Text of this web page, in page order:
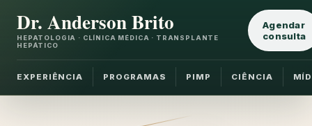
Dr. Anderson Brito
HEPATOLOGIA · CLÍNICA MÉDICA · TRANSPLANTE
HEPÁTICO
EXPERIÊNCIA PROGRAMAS PIMP CIÊNCIA
Agendar
consulta